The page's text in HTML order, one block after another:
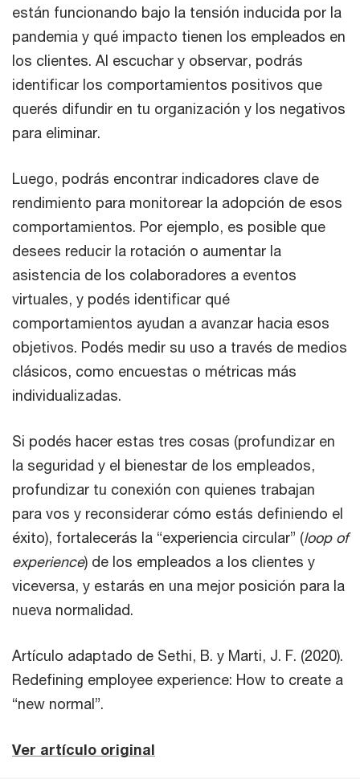
están funcionando bajo la tensión inducida por la
pandemia y qué impacto tienen los empleados en
los clientes. Al escuchar y observar, podrás
identificar los comportamientos positivos que
querés difundir en tu organización y los negativos
para eliminar.
Luego, podrás encontrar indicadores clave de
rendimiento para monitorear la adopción de esos
comportamientos. Por ejemplo, es posible que
desees reducir la rotación o aumentar la
asistencia de los colaboradores a eventos
virtuales, y podés identificar qué
comportamientos ayudan a avanzar hacia esos
objetivos. Podés medir su uso a través de medios
clásicos, como encuestas o métricas más
individualizadas.
Si podés hacer estas tres cosas (profundizar en
la seguridad y el bienestar de los empleados,
profundizar tu conexión con quienes trabajan
para vos y reconsiderar cómo estás definiendo el
éxito), fortalecerás la “experiencia circular” (loop of
experience) de los empleados a los clientes y
viceversa, y estarás en una mejor posición para la
nueva normalidad.
Artículo adaptado de Sethi, B. y Marti, J. F. (2020).
Redefining employee experience: How to create a
“new normal”.
Ver artículo original